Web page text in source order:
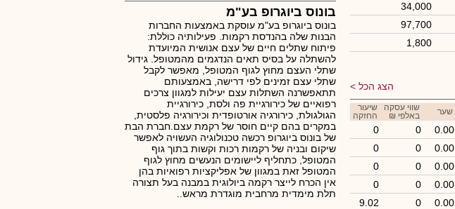
34,000
97,700
1,800
הצג הכל
שער
שווי עסקה
באלפי ₪
שיעור
החזקה
0.00
0
0
0.00
0
0
0.00
0
0
0.00
0
0
0.00
0
9.02
בונוס ביוגרופ בע"מ
בונוס ביוגרופ בע"מ עוסקת באמצעות החברות
הבנות שלה בהנדסת רקמות. פעילותיה כוללת:
פיתוח שתלים חיים של עצם אנושית המיועדת
להשתלה על בסיס תאים הנדגמים מהמטופל. גידול
שתלי העצם מחוץ לגוף המטופל, מאפשר לקבל
שתלי עצם זמינים לפי דרישה, באמצעותם
תתאפשרנה השתלות עצם יעילות למגוון צרכים
רפואיים של כירורגיית פה ולסת, כירורגיית
הגולגולת, כירורגיה אורטופדית וכירורגיה פלסטית,
במקרים בהם קיים חוסר של רקמת עצם.חברת הבת
של בונוס ביוגרופ רכשה טכנולוגיה העשויה לאפשר
שיקום ובניה של רקמות רכות וקשות בתוך גוף
המטופל, כתחליף ליישומים הנעשים מחוץ לגוף
המטופל זאת במגוון של אפליקציות רפואיות בהן
אין הכרח לייצר רקמה ביולוגית במבנה בעל תצורה
תלת מימדית מרחבית מוגדרת מראש..